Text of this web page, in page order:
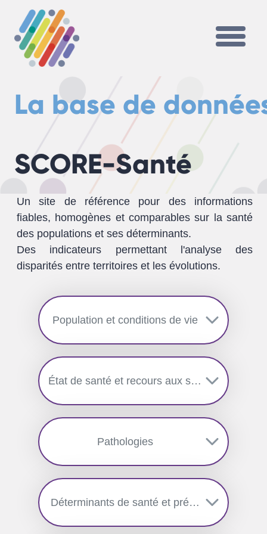
La base de
SCORE-Santé
Un site de référence pour des informations
fiables, homogènes et comparables sur la santé
des populations et ses déterminants.
Des indicateurs permettant l'analyse des
disparités entre territoires et les évolutions.
Population et conditions de vie
État de santé et recours aux soins
Pathologies
Déterminants de santé et prévention